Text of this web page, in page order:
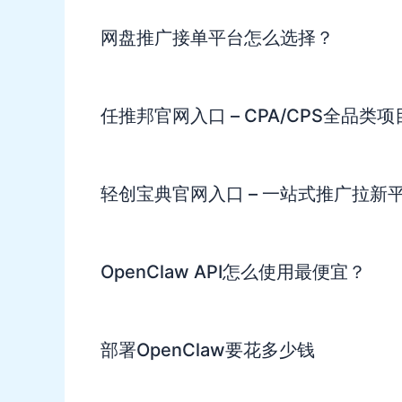
网盘推广接单平台怎么选择？
任推邦官网入口 – CPA/CPS全品类项
轻创宝典官网入口 – 一站式推广拉新
OpenClaw API怎么使用最便宜？
部署OpenClaw要花多少钱